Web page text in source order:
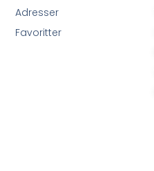
Adresser
Favoritter